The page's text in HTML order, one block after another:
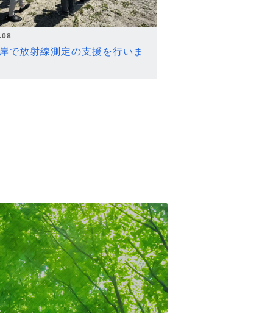
で放射線測定の支援を行いま